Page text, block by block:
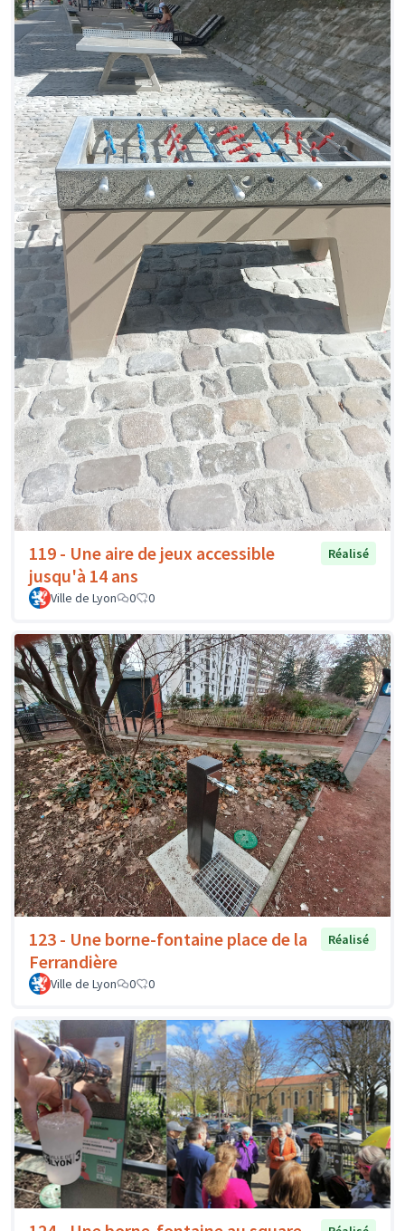
119 - Une aire de jeux accessible
jusqu'à 14 ans
Réalisé
Ville de Lyon 0 0
123 - Une borne-fontaine place de la
Ferrandière
Réalisé
Ville de Lyon 0 0